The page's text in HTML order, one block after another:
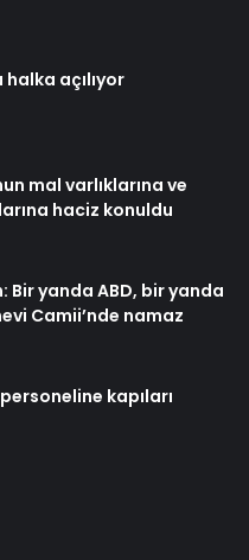
açılıyor
mal varlıklarına ve
haciz konuldu
Bir yanda ABD, bir yanda
Camii’nde namaz
kapıları